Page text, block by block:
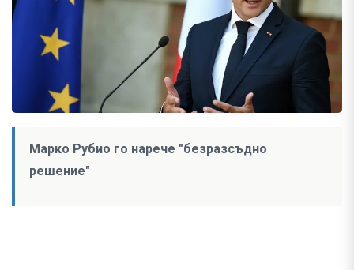
Марко Рубио го нарече "безразсъдно
решение"